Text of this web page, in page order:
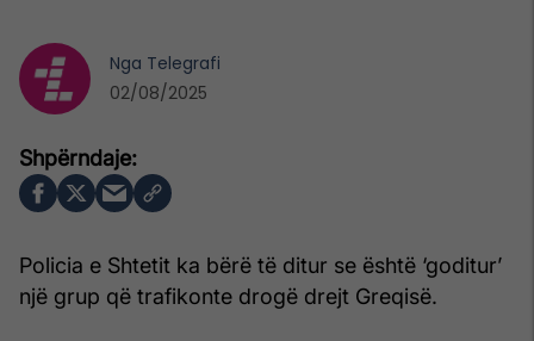
Policia e Shtetit ka bërë të ditur se është ‘goditur’
një grup që trafikonte drogë drejt Greqisë.
Nga Telegrafi
02/08/2025